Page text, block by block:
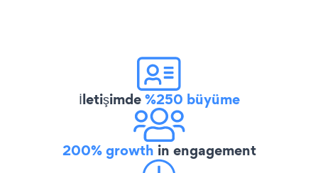
İletişimde%250 büyüme
200% growth in engagement